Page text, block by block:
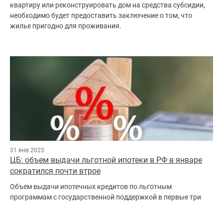
квартиру или реконструировать дом на средства субсидии,
необходимо будет предоставить заключение о том, что
жилье пригодно для проживания.
31 янв 2025
ЦБ: объем выдачи льготной ипотеки в РФ в январе
сократился почти втрое
Объем выдачи ипотечных кредитов по льготным
программам с государственной поддержкой в первые три